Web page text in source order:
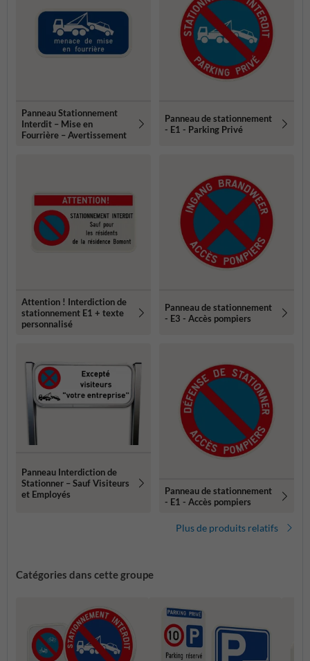
Panneau Stationnement
Interdit – Mise en
Fourrière – Avertissement
Panneau de stationnement
- E1 - Parking Privé
Attention ! Interdiction de
stationnement E1 + texte
personnalisé
Panneau de stationnement
- E3 - Accès pompiers
Panneau Interdiction de
Stationner – Sauf Visiteurs
et Employés
Panneau de stationnement
- E1 - Accès pompiers
Plus de produits relatifs
Catégories dans cette groupe